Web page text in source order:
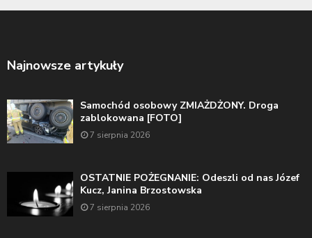
Najnowsze artykuły
Samochód osobowy ZMIAŻDŻONY. Droga
zablokowana [FOTO]
7 sierpnia 2026
OSTATNIE POŻEGNANIE: Odeszli od nas Józef
Kucz, Janina Brzostowska
7 sierpnia 2026